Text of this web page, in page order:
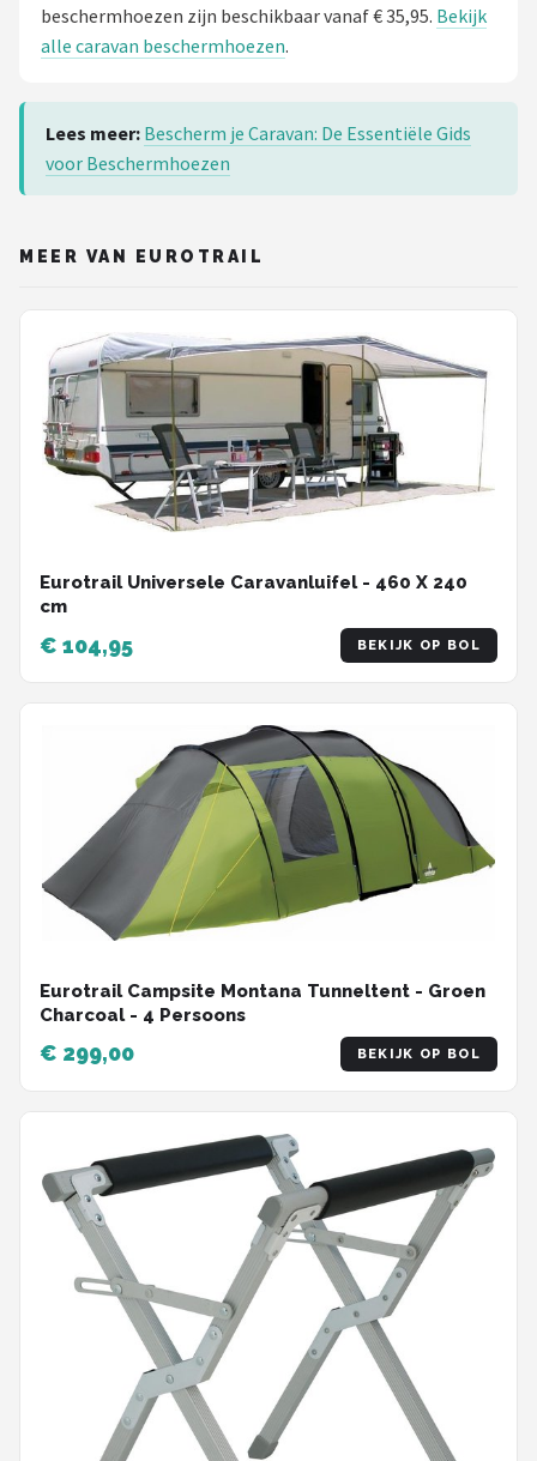
beschermhoezen zijn beschikbaar vanaf € 35,95. Bekijk
alle caravan beschermhoezen.
Lees meer: Bescherm je Caravan: De Essentiële Gids
voor Beschermhoezen
MEER VAN EUROTRAIL
Eurotrail Universele Caravanluifel - 460 X 240
cm
€ 104,95 BEKIJK OP BOL
Eurotrail Campsite Montana Tunneltent - Groen
Charcoal - 4 Persoons
€ 299,00 BEKIJK OP BOL